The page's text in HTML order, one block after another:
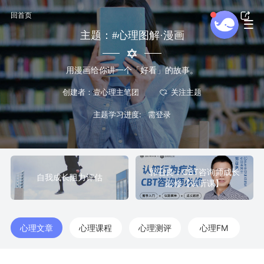
回首页
主题：#心理图解·漫画
用漫画给你讲一个「好看」的故事。
创建者：壹心理主笔团
主题学习进度:
自我成长阻力评估
郭召良：CBT咨询师成长
必修【试听课】
心理文章 心理课程 心理测评 心理FM